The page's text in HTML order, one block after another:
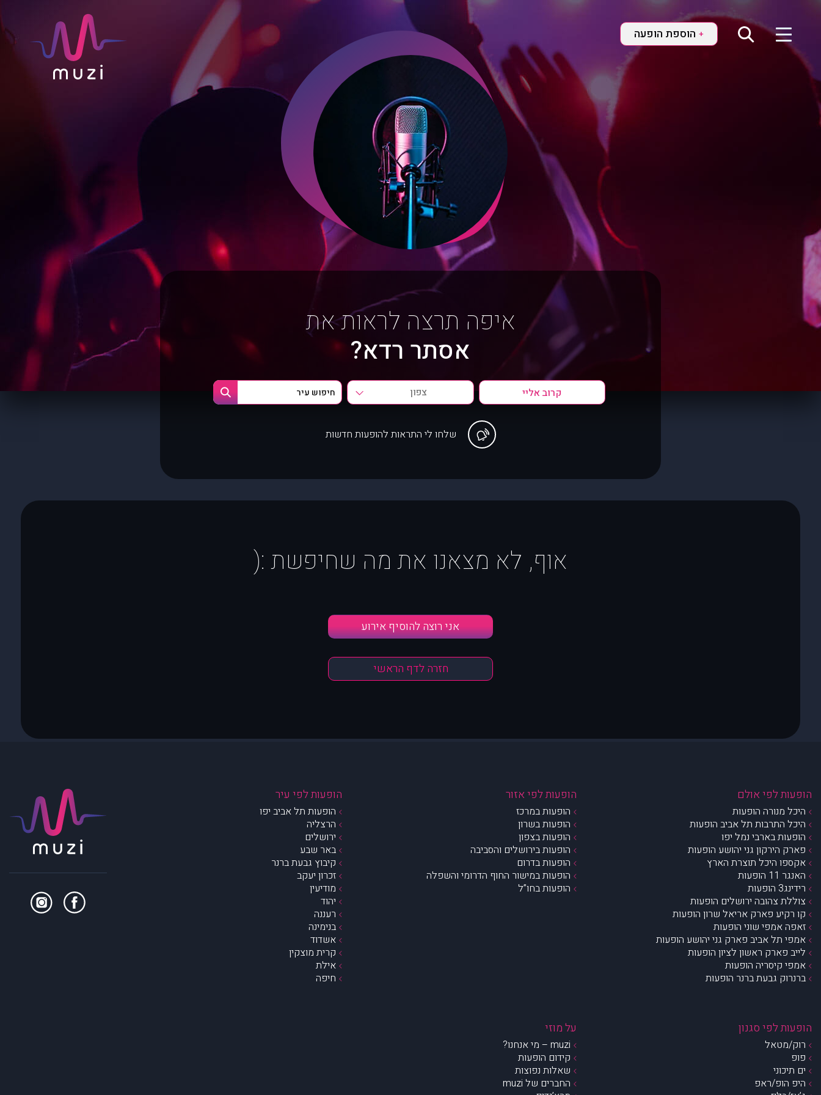
+ הוספת הופעה
איפה תרצה לראות את
אסתר רדא?
צפון
שלחו לי התראות להופעות חדשות
אוף, לא מצאנו את מה שחיפשת :(
אני רוצה להוסיף אירוע
חזרה לדף הראשי
הופעות לפי אולם
היכל מנורה הופעות
היכל התרבות תל אביב הופעות
הופעות בארבי נמל יפו
פארק הירקון גני יהושע הופעות
אקספו היכל תוצרת הארץ
האנגר 11 הופעות
רידינג3 הופעות
צוללת צהובה ירושלים הופעות
קו רקיע פארק אריאל שרון הופעות
זאפה אמפי שוני הופעות
אמפי תל אביב פארק גני יהושע הופעות
לייב פארק ראשון לציון הופעות
אמפי קיסריה הופעות
ברנרוק גבעת ברנר הופעות
הופעות לפי אזור
הופעות במרכז
הופעות בשרון
הופעות בצפון
הופעות בירושלים והסביבה
הופעות בדרום
הופעות במישור החוף הדרומי והשפלה
הופעות בחו”ל
הופעות לפי עיר
הופעות תל אביב יפו
הרצליה
ירושלים
באר שבע
קיבוץ גבעת ברנר
זכרון יעקב
מודיעין
יהוד
רעננה
בנימינה
אשדוד
קרית מוצקין
אילת
חיפה
הופעות לפי סגנון
רוק/מטאל
פופ
ים תיכוני
היפ הופ/ראפ
על מוזי
muzi – מי אנחנו?
קידום הופעות
שאלות נפוצות
החברים של muzi